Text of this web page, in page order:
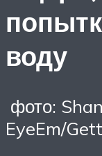
воду
фото:
EyeEm/